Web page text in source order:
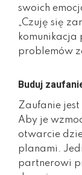
swoich
„Czuję się
problemów
Buduj
Zaufanie
Aby je
otwarcie
planami.
partnerowi